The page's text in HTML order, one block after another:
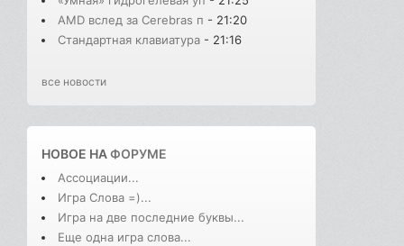
AMD вслед за Cerebras п - 21:20
Стандартная клавиатура - 21:16
все новости
НОВОЕ НАФОРУМЕ
Ассоциации...
Игра Слова =)...
Игра на две последние буквы...
Еще одна игра слова...